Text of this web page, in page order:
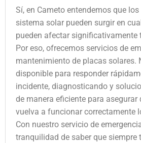
Sí, en Cameto entendemos que
sistema solar pueden surgir en
pueden afectar significativamente
Por eso, ofrecemos servicios de
mantenimiento de placas solares.
disponible para responder
incidente, diagnosticando y
de manera eficiente para asegurar
vuelva a funcionar correctamente
Con nuestro servicio de
tranquilidad de saber que siempre